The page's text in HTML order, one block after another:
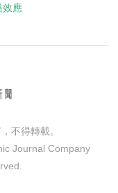
效應
不得轉載。
Journal Company